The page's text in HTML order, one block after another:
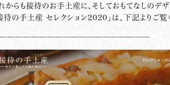
からも接待のお手土産に、そしておもてなしの
待の手土産 セレクション2020」は、下記よりご覧